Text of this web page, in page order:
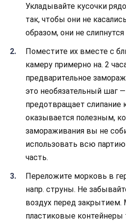
Укладывайте кусочки
так, чтобы они не
образом, они не
Поместите их вместе с
камеру примерно на. 2
предварительное
это необязательный шаг
предотвращает слипание
оказывается полезным,
замораживания вы не
использовать всю
часть.
Переложите морковь в
напр. струны. Не
воздух перед закрытием.
пластиковые